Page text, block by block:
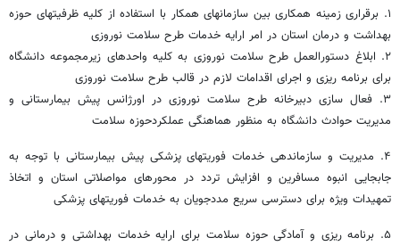
۱. برقراری زمینه همکاری بین سازمانهای همکار با استفاده از کلیه ظرفیتهای حوزه
بهداشت و درمان استان در امر ارایه خدمات طرح سلامت نوروزی
۲. ابلاغ دستورالعمل طرح سلامت نوروزی به کلیه واحدهای زیرمجموعه دانشگاه
برای برنامه ریزی و اجرای اقدامات لازم در قالب طرح سلامت نوروزی
۳. فعال سازی دبیرخانه طرح سلامت نوروزی در اورژانس پیش بیمارستانی و
مدیریت حوادث دانشگاه به منظور هماهنگی عملکردحوزه سلامت
۴. مدیریت و سازماندهی خدمات فوریتهای پزشکی پیش بیمارستانی با توجه به
جابجایی انبوه مسافرین و افزایش تردد در محورهای مواصلاتی استان و اتخاذ
تمهیدات ویژه برای دسترسی سریع مددجویان به خدمات فوریتهای پزشکی
۵. برنامه ریزی و آمادگی حوزه سلامت برای ارایه خدمات بهداشتی و درمانی در